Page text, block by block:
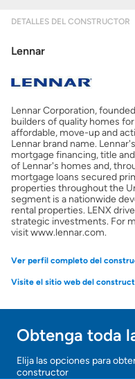
DETALLES DEL CONSTRUCTOR
Lennar
Lennar Corporation,
builders of quality homes
affordable, move-up and
Lennar brand name.
mortgage financing, title
of Lennar's homes and,
mortgage loans secured
properties throughout the
segment is a nationwide
rental properties. LENX
strategic investments. For
visit www.lennar.com.
Ver perfil completo del
Visite el sitio web del
Obtenga toda
Elija las opciones para
constructor